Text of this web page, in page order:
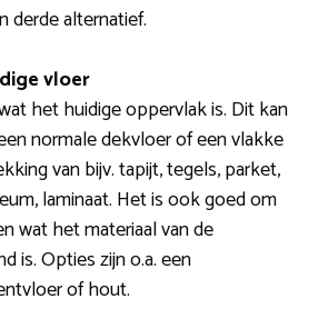
derde alternatief.
vloer
het huidige oppervlak is. Dit kan
normale dekvloer of een vlakke
van bijv. tapijt, tegels, parket,
laminaat. Het is ook goed om
wat het materiaal van de
is. Opties zijn o.a. een
of hout.